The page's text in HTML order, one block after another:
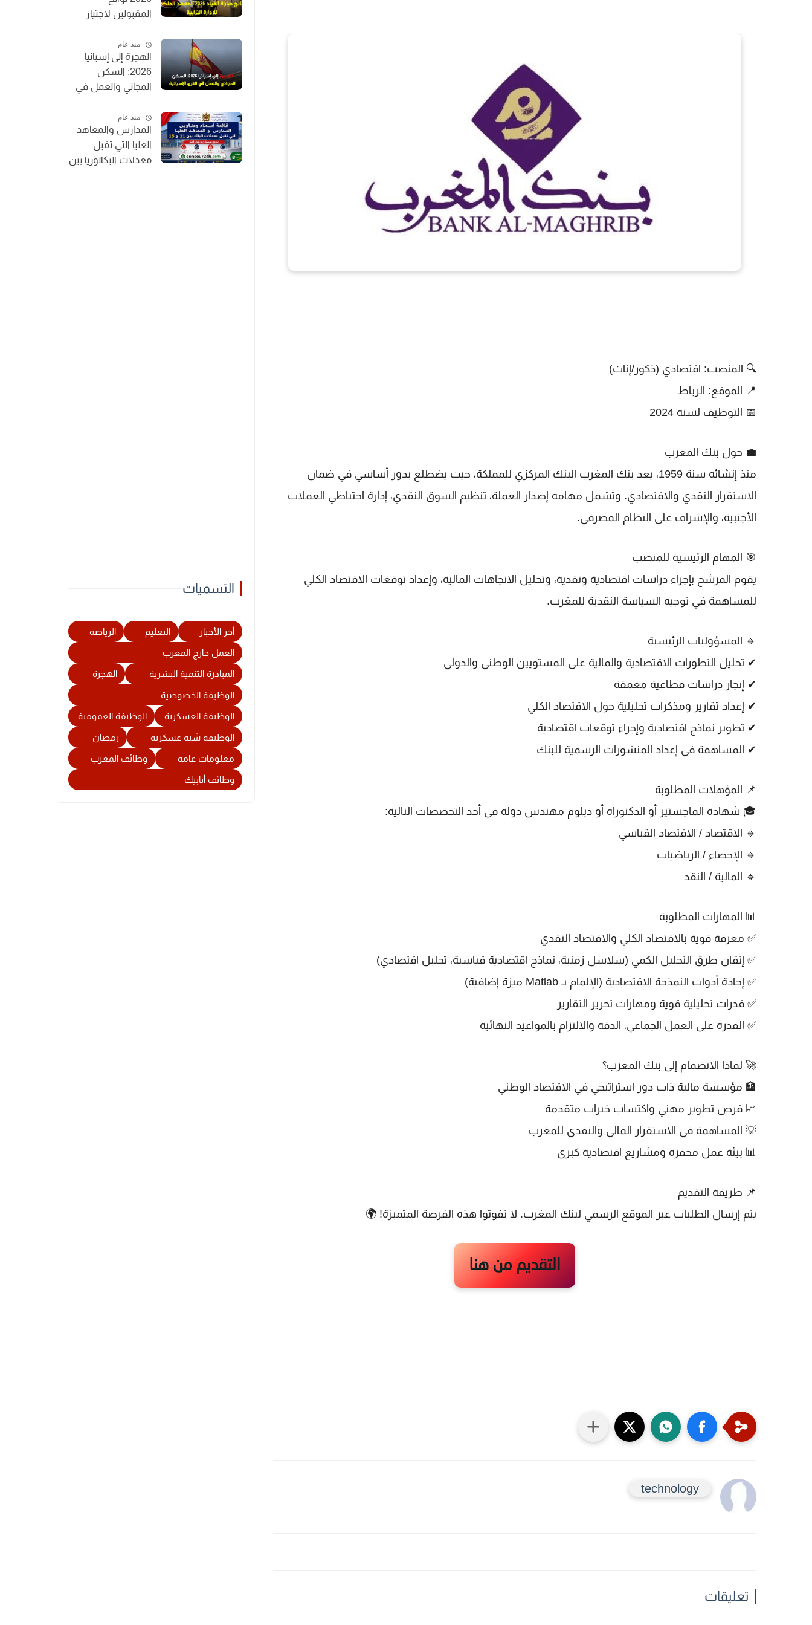
🔍 المنصب: اقتصادي (ذكور/إناث)
📍 الموقع: الرباط
📅 التوظيف لسنة 2024
💼 حول بنك المغرب
منذ إنشائه سنة 1959، يعد
بنك المغرب البنك المركزي للمملكة، حيث يضطلع بدور أساسي في ضمان
الاستقرار النقدي والاقتصادي. وتشمل مهامه إصدار العملة، تنظيم السوق النقدي، إدارة احتياطي العملات
الأجنبية، والإشراف على النظام المصرفي.
🎯 المهام الرئيسية للمنصب
يقوم المرشح بإجراء دراسات اقتصادية ونقدية، وتحليل الاتجاهات المالية، وإعداد توقعات الاقتصاد الكلي
للمساهمة في توجيه السياسة النقدية للمغرب.
🔹 المسؤوليات الرئيسية
✔ تحليل التطورات الاقتصادية والمالية على المستويين الوطني والدولي
✔ إنجاز دراسات قطاعية معمقة
✔ إعداد تقارير ومذكرات تحليلية حول الاقتصاد الكلي
✔ تطوير نماذج اقتصادية وإجراء توقعات اقتصادية
✔ المساهمة في إعداد المنشورات الرسمية للبنك
📌 المؤهلات المطلوبة
🎓 شهادة الماجستير أو الدكتوراه أو دبلوم مهندس دولة في أحد التخصصات التالية:
🔹 الاقتصاد / الاقتصاد القياسي
🔹 الإحصاء / الرياضيات
🔹 المالية / النقد
📊 المهارات المطلوبة
✅ معرفة قوية بالاقتصاد الكلي والاقتصاد النقدي
✅ إتقان طرق التحليل الكمي (سلاسل زمنية، نماذج اقتصادية قياسية، تحليل اقتصادي)
✅ إجادة أدوات النمذجة الاقتصادية (الإلمام بـ Matlab ميزة إضافية)
✅ قدرات تحليلية قوية ومهارات تحرير التقارير
✅ القدرة على العمل الجماعي، الدقة والالتزام بالمواعيد النهائية
🚀 لماذا الانضمام إلى بنك المغرب؟
🏦 مؤسسة مالية ذات دور استراتيجي في الاقتصاد الوطني
📈 فرص تطوير مهني واكتساب خبرات متقدمة
💡 المساهمة في الاستقرار المالي والنقدي للمغرب
📊 بيئة عمل محفزة ومشاريع اقتصادية كبرى
📌 طريقة التقديم
يتم إرسال الطلبات عبر الموقع الرسمي لبنك المغرب. لا تفوتوا هذه الفرصة المتميزة! 🌍
technology
تعليقات
المقبولين لاجتياز
قائد متدرب)
منذ عام
الهجرة إلى إسبانيا
2026: السكن
المجاني والعمل في
منذ عام
المدارس والمعاهد
العليا التي تقبل
معدلات البكالوريا بين
التسميات
أخر الأخبار التعليم الرياضة
العمل خارج المغرب
المبادرة التنمية البشرية الهجرة
الوظيفة الخصوصية
الوظيفة العسكرية الوظيفة العمومية
الوظيفة شبه عسكرية رمضان
معلومات عامة وظائف المغرب
وظائف أنابيك